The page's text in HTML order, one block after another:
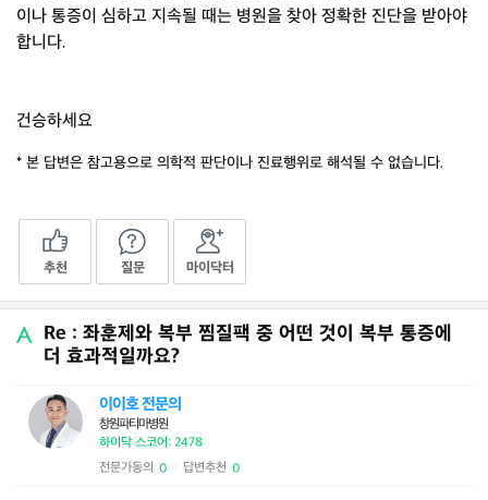
이나 통증이 심하고 지속될 때는 병원을 찾아 정확한 진단을 받아야
합니다.
건승하세요
* 본 답변은 참고용으로 의학적 판단이나 진료행위로 해석될 수 없습니다.
추천 질문 마이닥터
Re : 좌훈제와 복부 찜질팩 중 어떤 것이 복부 통증에
더 효과적일까요?
이이호 전문의
창원파티마병원
하이닥 스코어: 2478
전문가동의 0 답변추천 0